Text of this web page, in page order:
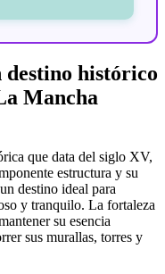
histórico
Mancha
que data del siglo XV,
estructura y su
destino ideal para
y tranquilo. La fortaleza
su esencia
sus murallas, torres y